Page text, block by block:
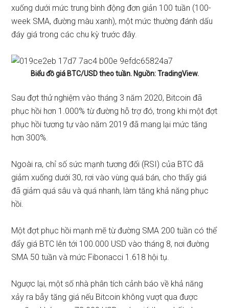
xuống dưới mức trung bình động đơn giản 100 tuần (100-
week SMA, đường màu xanh), một mức thường đánh dấu
đáy giá trong các chu kỳ trước đây.
Biểu đồ giá BTC/USD theo tuần. Nguồn: TradingView.
Sau đợt thử nghiệm vào tháng 3 năm 2020, Bitcoin đã
phục hồi hơn 1.000% từ đường hỗ trợ đó, trong khi một đợt
phục hồi tương tự vào năm 2019 đã mang lại mức tăng
hơn 300%.
Ngoài ra, chỉ số sức mạnh tương đối (RSI) của BTC đã
giảm xuống dưới 30, rơi vào vùng quá bán, cho thấy giá
đã giảm quá sâu và quá nhanh, làm tăng khả năng phục
hồi.
Một đợt phục hồi mạnh mẽ từ đường SMA 200 tuần có thể
đẩy giá BTC lên tới 100.000 USD vào tháng 8, nơi đường
SMA 50 tuần và mức Fibonacci 1.618 hội tụ.
Ngược lại, một số nhà phân tích cảnh báo về khả năng
xảy ra bẫy tăng giá nếu Bitcoin không vượt qua được